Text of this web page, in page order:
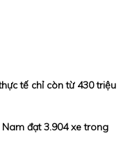
tế chỉ còn từ 430 triệu
đạt 3.904 xe trong